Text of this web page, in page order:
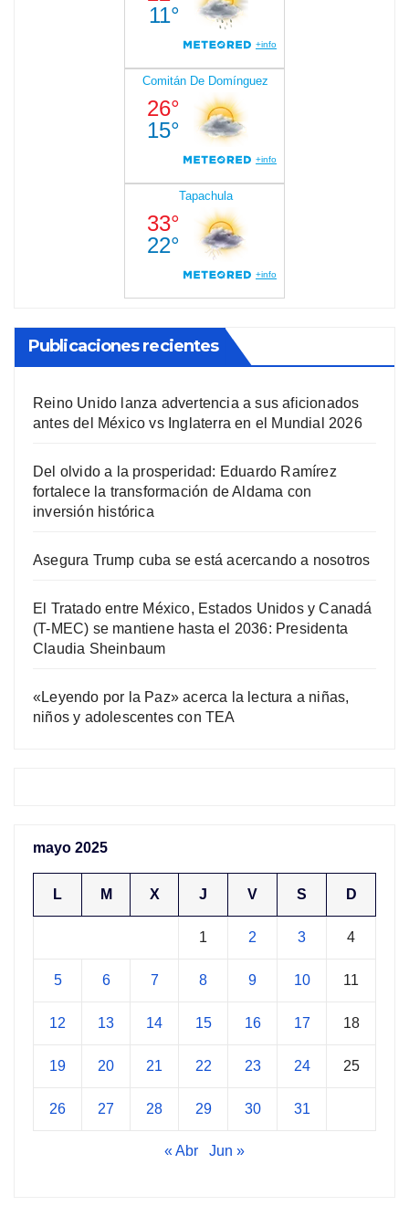
Publicaciones recientes
Reino Unido lanza advertencia a sus aficionados
antes del México vs Inglaterra en el Mundial 2026
Del olvido a la prosperidad: Eduardo Ramírez
fortalece la transformación de Aldama con
inversión histórica
Asegura Trump cuba se está acercando a nosotros
El Tratado entre México, Estados Unidos y Canadá
(T-MEC) se mantiene hasta el 2036: Presidenta
Claudia Sheinbaum
«Leyendo por la Paz» acerca la lectura a niñas,
niños y adolescentes con TEA
mayo 2025
L M X J V S D
1 2 3 4
5 6 7 8 9 10 11
12 13 14 15 16 17 18
19 20 21 22 23 24 25
26 27 28 29 30 31
« Abr Jun »